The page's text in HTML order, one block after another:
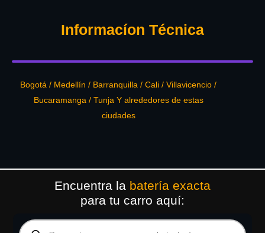
Informacíon Técnica
Bogotá / Medellín / Barranquilla / Cali / Villavicencio /
Bucaramanga / Tunja Y alrededores de estas
ciudades
Encuentra la batería exacta
para tu carro aquí: